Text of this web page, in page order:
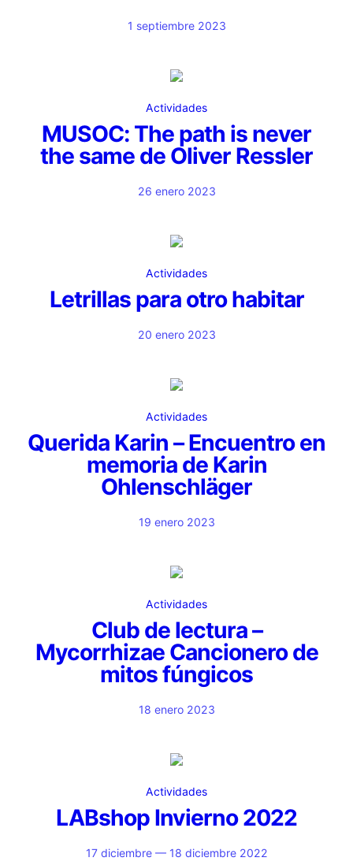
1 septiembre 2023
Actividades
MUSOC: The path is never
the same de Oliver Ressler
26 enero 2023
Actividades
Letrillas para otro habitar
20 enero 2023
Actividades
Querida Karin – Encuentro en
memoria de Karin
Ohlenschläger
19 enero 2023
Actividades
Club de lectura –
Mycorrhizae Cancionero de
mitos fúngicos
18 enero 2023
Actividades
LABshop Invierno 2022
17 diciembre — 18 diciembre 2022